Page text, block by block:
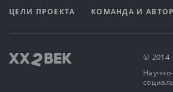
ЦЕЛИ ПРОЕКТА КОМАНДА И
©